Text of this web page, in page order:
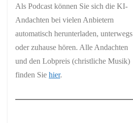
Als Podcast können Sie sich die KI-
Andachten bei vielen Anbietern
automatisch herunterladen, unterwegs
oder zuhause hören. Alle Andachten
und den Lobpreis (christliche Musik)
finden Sie hier.